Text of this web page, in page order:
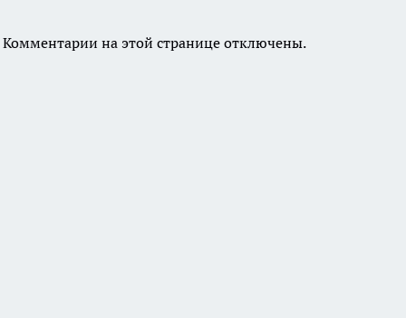
Комментарии на этой странице отключены.